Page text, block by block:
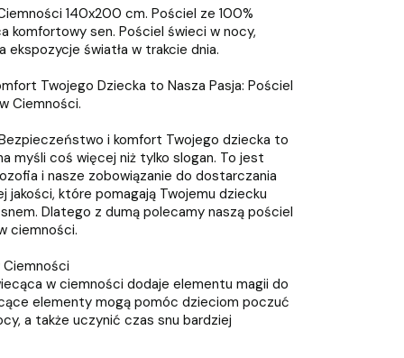
140x200 cm. Pościel ze 100%
komfortowy sen. Pościel świeci w nocy,
ekspozycje światła w trakcie dnia.
Twojego Dziecka to Nasza Pasja: Pościel
Ciemności.
i komfort Twojego dziecka to
myśli coś więcej niż tylko slogan. To jest
i nasze zobowiązanie do dostarczania
jakości, które pomagają Twojemu dziecku
Dlatego z dumą polecamy naszą pościel
ciemności.
Ciemności
w ciemności dodaje elementu magii do
elementy mogą pomóc dzieciom poczuć
a także uczynić czas snu bardziej